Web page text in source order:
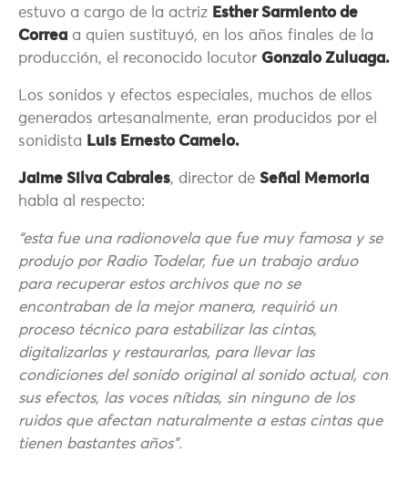
estuvo a cargo de la actriz Esther Sarmiento de
Correa a quien sustituyó, en los años finales de la
producción, el reconocido locutor Gonzalo Zuluaga.
Los sonidos y efectos especiales, muchos de ellos
generados artesanalmente, eran producidos por el
sonidista Luis Ernesto Camelo.
Jaime Silva Cabrales, director de Señal Memoria
habla al respecto:
“esta fue una radionovela que fue muy famosa y se
produjo por Radio Todelar, fue un trabajo arduo
para recuperar estos archivos que no se
encontraban de la mejor manera, requirió un
proceso técnico para estabilizar las cintas,
digitalizarlas y restaurarlas, para llevar las
condiciones del sonido original al sonido actual, con
sus efectos, las voces nítidas, sin ninguno de los
ruidos que afectan naturalmente a estas cintas que
tienen bastantes años”.